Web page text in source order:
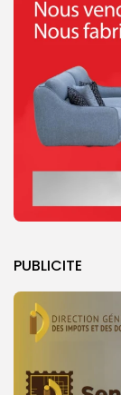
PUBLICITE